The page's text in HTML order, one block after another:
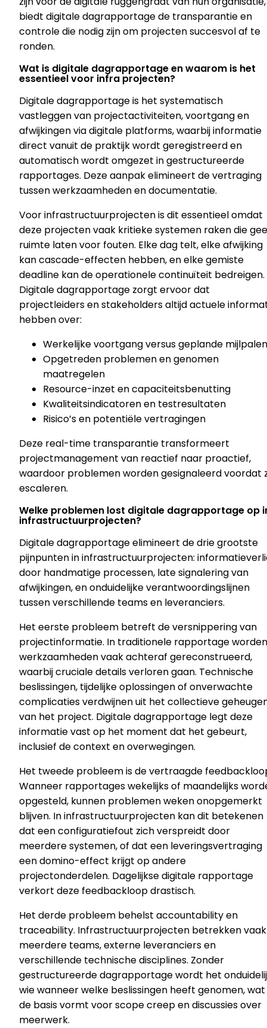
biedt digitale dagrapportage de transparantie en
controle die nodig zijn om projecten succesvol af te
ronden.
Wat is digitale dagrapportage en waarom is het
essentieel voor infra projecten?
Digitale dagrapportage is het systematisch
vastleggen van projectactiviteiten, voortgang en
afwijkingen via digitale platforms, waarbij informatie
direct vanuit de praktijk wordt geregistreerd en
automatisch wordt omgezet in gestructureerde
rapportages. Deze aanpak elimineert de vertraging
tussen werkzaamheden en documentatie.
Voor infrastructuurprojecten is dit essentieel omdat
deze projecten vaak kritieke systemen raken die
ruimte laten voor fouten. Elke dag telt, elke afwijking
kan cascade-effecten hebben, en elke gemiste
deadline kan de operationele continuïteit bedreigen.
Digitale dagrapportage zorgt ervoor dat
projectleiders en stakeholders altijd actuele
hebben over:
Werkelijke voortgang versus geplande mijlpalen
Opgetreden problemen en genomen
maatregelen
Resource-inzet en capaciteitsbenutting
Kwaliteitsindicatoren en testresultaten
Risico’s en potentiële vertragingen
Deze real-time transparantie transformeert
projectmanagement van reactief naar proactief,
waardoor problemen worden gesignaleerd voordat
escaleren.
Welke problemen lost digitale dagrapportage op
infrastructuurprojecten?
Digitale dagrapportage elimineert de drie grootste
pijnpunten in infrastructuurprojecten:
door handmatige processen, late signalering van
afwijkingen, en onduidelijke verantwoordingslijnen
tussen verschillende teams en leveranciers.
Het eerste probleem betreft de versnippering van
projectinformatie. In traditionele rapportage worden
werkzaamheden vaak achteraf gereconstrueerd,
waarbij cruciale details verloren gaan. Technische
beslissingen, tijdelijke oplossingen of onverwachte
complicaties verdwijnen uit het collectieve
van het project. Digitale dagrapportage legt deze
informatie vast op het moment dat het gebeurt,
inclusief de context en overwegingen.
Het tweede probleem is de vertraagde
Wanneer rapportages wekelijks of maandelijks
opgesteld, kunnen problemen weken onopgemerkt
blijven. In infrastructuurprojecten kan dit betekenen
dat een configuratiefout zich verspreidt door
meerdere systemen, of dat een leveringsvertraging
een domino-effect krijgt op andere
projectonderdelen. Dagelijkse digitale rapportage
verkort deze feedbackloop drastisch.
Het derde probleem behelst accountability en
traceability. Infrastructuurprojecten betrekken vaak
meerdere teams, externe leveranciers en
verschillende technische disciplines. Zonder
gestructureerde dagrapportage wordt het
wie wanneer welke beslissingen heeft genomen, wat
de basis vormt voor scope creep en discussies over
meerwerk.